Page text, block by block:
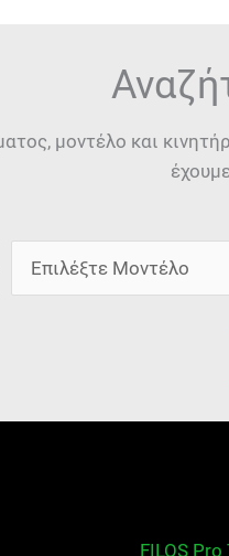
μοντέλο και
FILOS Pro